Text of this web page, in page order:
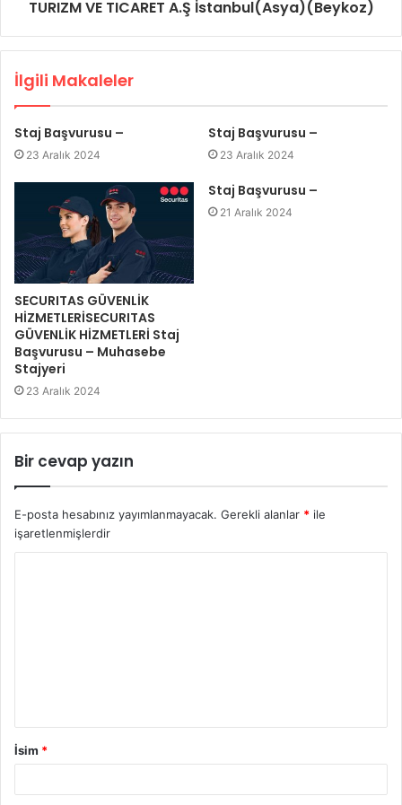
TURIZM VE TICARET A.Ş İstanbul(Asya)(Beykoz)
İlgili Makaleler
Staj Başvurusu –
23 Aralık 2024
Staj Başvurusu –
23 Aralık 2024
SECURITAS GÜVENLİK
HİZMETLERİSECURITAS
GÜVENLİK HİZMETLERİ Staj
Başvurusu – Muhasebe
Stajyeri
23 Aralık 2024
Staj Başvurusu –
21 Aralık 2024
Bir cevap yazın
E-posta hesabınız yayımlanmayacak. Gerekli alanlar * ile
işaretlenmişlerdir
İsim *